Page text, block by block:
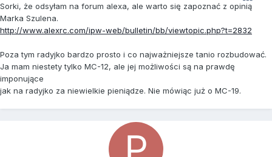
Sorki, że odsyłam na forum alexa, ale warto się zapoznać z opinią
Marka Szulena.
http://www.alexrc.com/ipw-web/bulletin/bb/viewtopic.php?t=2832
Poza tym radyjko bardzo prosto i co najważniejsze tanio rozbudować.
Ja mam niestety tylko MC-12, ale jej możliwości są na prawdę
imponujące
jak na radyjko za niewielkie pieniądze. Nie mówiąc już o MC-19.